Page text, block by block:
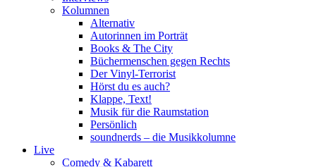
Kolumnen
Alternativ
Autorinnen im Porträt
Books & The City
Büchermenschen gegen Rechts
Der Vinyl-Terrorist
Hörst du es auch?
Klappe, Text!
Musik für die Raumstation
Persönlich
soundnerds – die Musikkolumne
Live
Comedy & Kabarett